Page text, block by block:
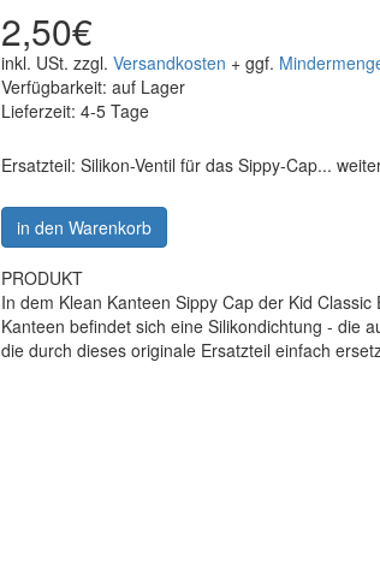
2,50€
inkl. USt. zzgl. Versandkosten + ggf.
Verfügbarkeit: auf Lager
Lieferzeit: 4-5 Tage
Ersatzteil: Silikon-Ventil für das Sippy-Cap...
in den Warenkorb
PRODUKT
In dem Klean Kanteen Sippy Cap der Kid
Kanteen befindet sich eine Silikondichtung - die
die durch dieses originale Ersatzteil einfach